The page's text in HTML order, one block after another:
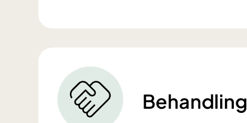
Behandling